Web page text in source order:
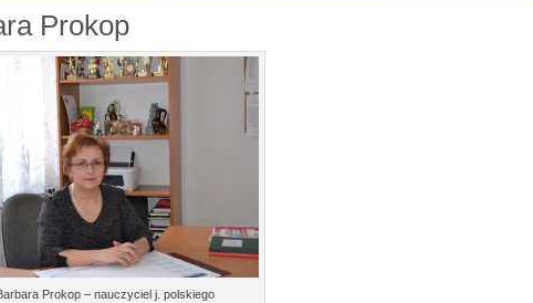
Prokop
Prokop – nauczyciel j. polskiego